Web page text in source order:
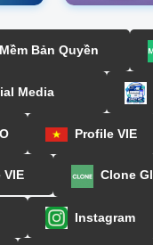
Bản Quyền
Media
Profile VIE
VIE Clone
Instagram